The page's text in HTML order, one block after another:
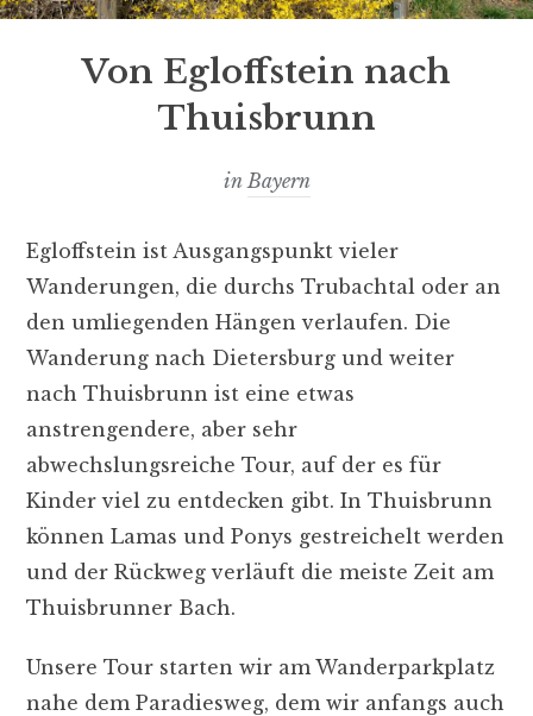
Von Egloffstein nach
Thuisbrunn
in Bayern
Egloffstein ist Ausgangspunkt vieler
Wanderungen, die durchs Trubachtal oder an
den umliegenden Hängen verlaufen. Die
Wanderung nach Dietersburg und weiter
nach Thuisbrunn ist eine etwas
anstrengendere, aber sehr
abwechslungsreiche Tour, auf der es für
Kinder viel zu entdecken gibt. In Thuisbrunn
können Lamas und Ponys gestreichelt werden
und der Rückweg verläuft die meiste Zeit am
Thuisbrunner Bach.
Unsere Tour starten wir am Wanderparkplatz
nahe dem Paradiesweg, dem wir anfangs auch